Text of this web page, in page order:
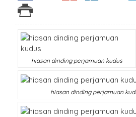
hiasan dinding perjamuan kudus
hiasan dinding perjamuan